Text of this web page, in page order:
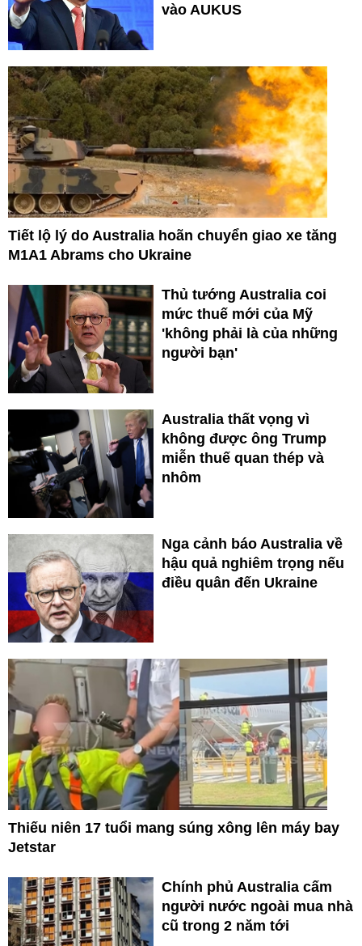
vào AUKUS
Tiết lộ lý do Australia hoãn chuyển giao xe tăng
M1A1 Abrams cho Ukraine
Thủ tướng Australia coi
mức thuế mới của Mỹ
'không phải là của những
người bạn'
Australia thất vọng vì
không được ông Trump
miễn thuế quan thép và
nhôm
Nga cảnh báo Australia về
hậu quả nghiêm trọng nếu
điều quân đến Ukraine
Thiếu niên 17 tuổi mang súng xông lên máy bay
Jetstar
Chính phủ Australia cấm
người nước ngoài mua nhà
cũ trong 2 năm tới